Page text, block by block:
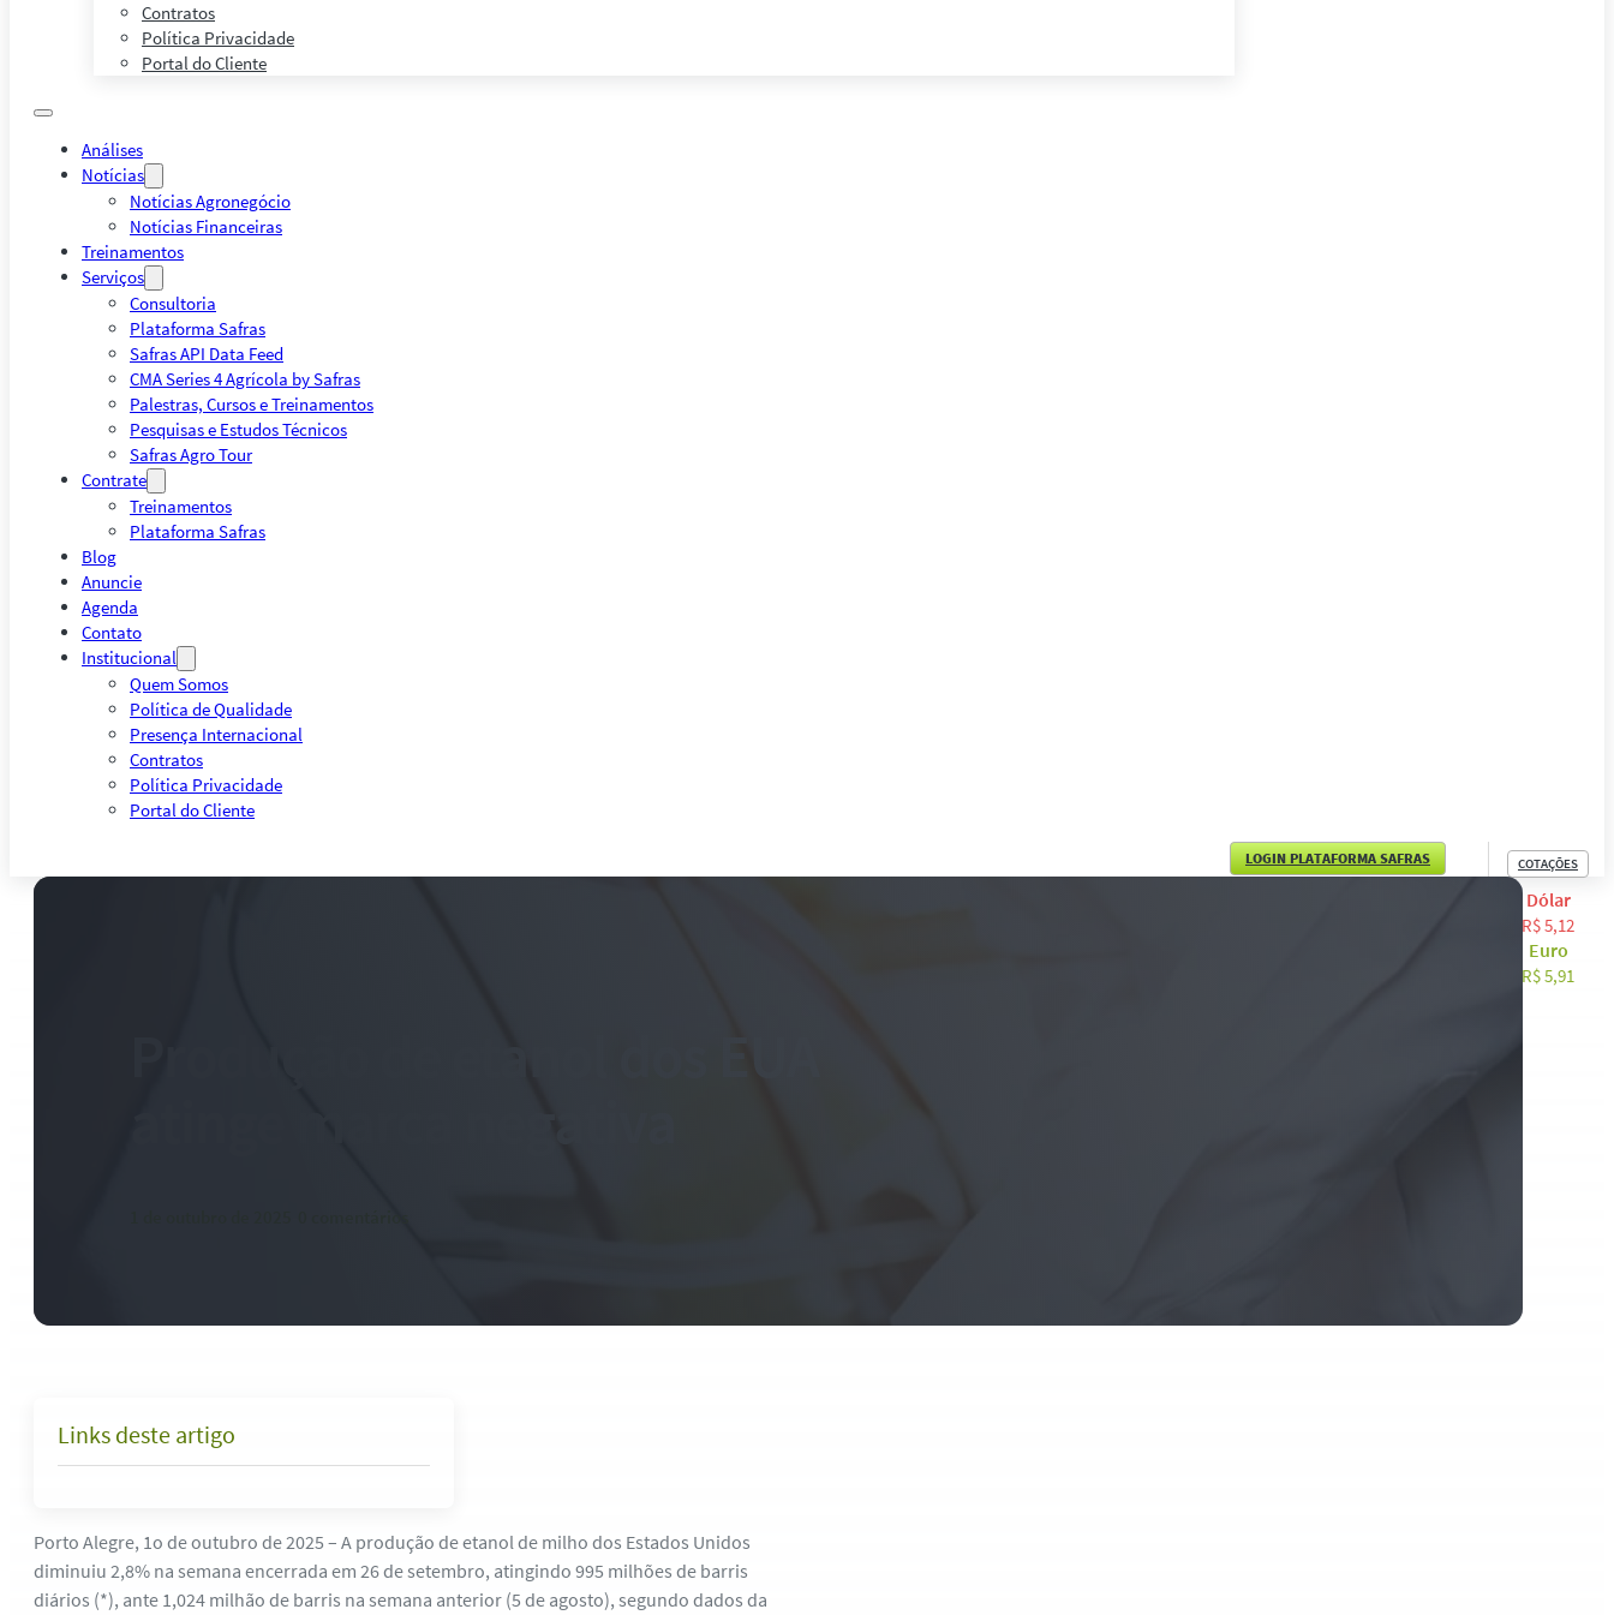
Contratos
Política Privacidade
Portal do Cliente
Análises
Notícias
Notícias Agronegócio
Notícias Financeiras
Treinamentos
Serviços
Consultoria
Plataforma Safras
Safras API Data Feed
CMA Series 4 Agrícola by Safras
Palestras, Cursos e Treinamentos
Pesquisas e Estudos Técnicos
Safras Agro Tour
Contrate
Treinamentos
Plataforma Safras
Blog
Anuncie
Agenda
Contato
Institucional
Quem Somos
Política de Qualidade
Presença Internacional
Contratos
Política Privacidade
Portal do Cliente
LOGIN PLATAFORMA SAFRAS COTAÇÕES
Dólar
R$ 5,12
Euro
R$ 5,91
Links deste artigo
Porto Alegre, 1o de outubro de 2025 – A produção de etanol de milho dos Estados Unidos
diminuiu 2,8% na semana encerrada em 26 de setembro, atingindo 995 milhões de barris
diários (*), ante 1,024 milhão de barris na semana anterior (5 de agosto), segundo dados da